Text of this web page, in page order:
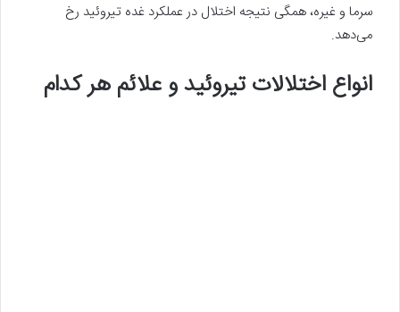
سرما و غیره، همگی نتیجه اختلال در عملکرد غده تیروئید رخ
می‌دهد.
انواع اختلالات تیروئید و علائم هر کدام